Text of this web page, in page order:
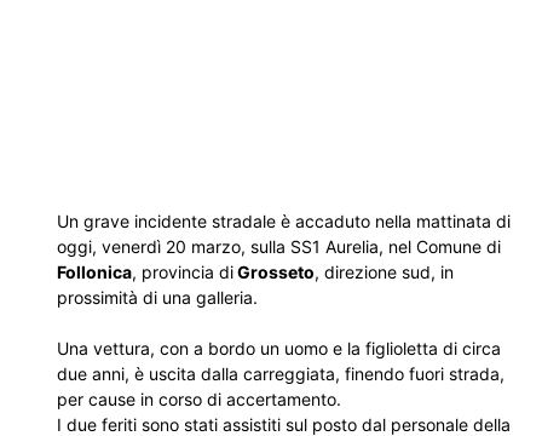
Un grave incidente stradale è accaduto nella mattinata di
oggi, venerdì 20 marzo, sulla SS1 Aurelia, nel Comune di
Follonica, provincia diGrosseto, direzione sud, in
prossimità di una galleria.
Una vettura, con a bordo un uomo e la figlioletta di circa
due anni, è uscita dalla carreggiata, finendo fuori strada,
per cause in corso di accertamento.
I due feriti sono stati assistiti sul posto dal personale della